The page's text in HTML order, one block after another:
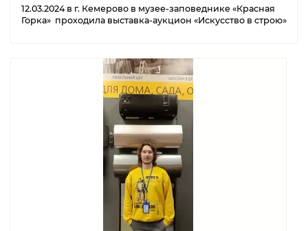
12.03.2024 в г. Кемерово в музее-заповеднике «Красная
Горка» проходила выставка-аукцион «Искусство в строю»